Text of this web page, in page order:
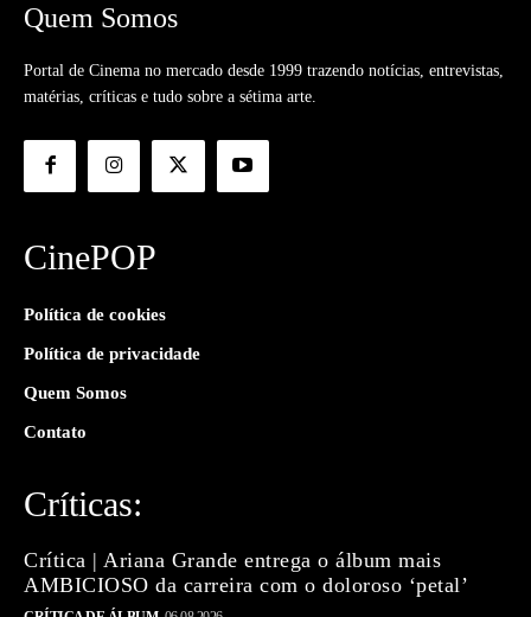
Quem Somos
Portal de Cinema no mercado desde 1999 trazendo notícias, entrevistas,
matérias, críticas e tudo sobre a sétima arte.
CinePOP
Política de cookies
Política de privacidade
Quem Somos
Contato
Críticas:
Crítica | Ariana Grande entrega o álbum mais
AMBICIOSO da carreira com o doloroso ‘petal’